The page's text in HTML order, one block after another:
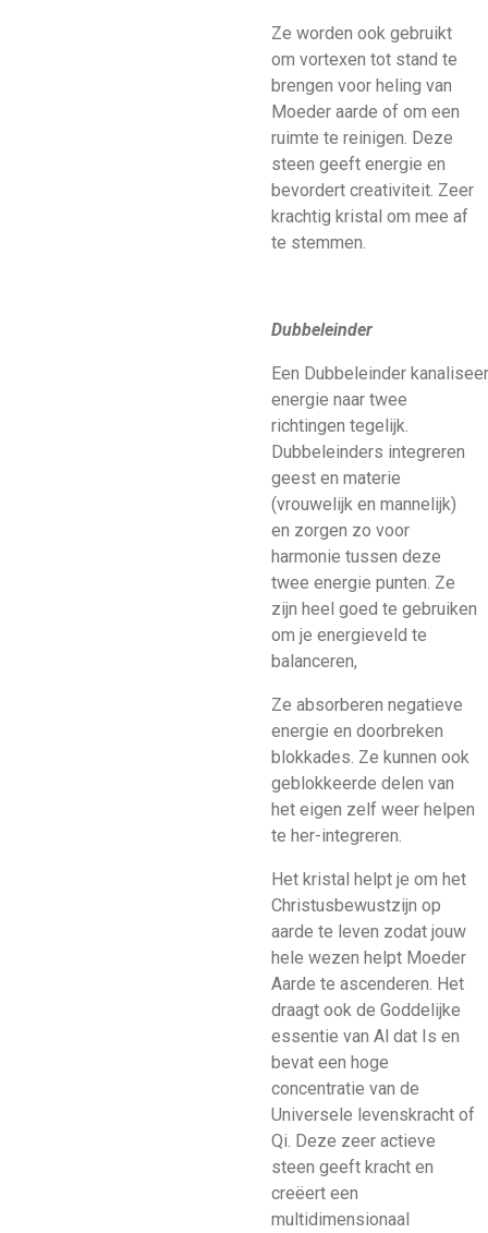
Ze worden ook gebruikt
om vortexen tot stand te
brengen voor heling van
Moeder aarde of om een
ruimte te reinigen. Deze
steen geeft energie en
bevordert creativiteit. Zeer
krachtig kristal om mee af
te stemmen.
Dubbeleinder
Een Dubbeleinder
energie naar twee
richtingen tegelijk.
Dubbeleinders integreren
geest en materie
(vrouwelijk en mannelijk)
en zorgen zo voor
harmonie tussen deze
twee energie punten. Ze
zijn heel goed te gebruiken
om je energieveld te
balanceren,
Ze absorberen negatieve
energie en doorbreken
blokkades. Ze kunnen ook
geblokkeerde delen van
het eigen zelf weer helpen
te her-integreren.
Het kristal helpt je om het
Christusbewustzijn op
aarde te leven zodat jouw
hele wezen helpt Moeder
Aarde te ascenderen. Het
draagt ook de Goddelijke
essentie van Al dat Is en
bevat een hoge
concentratie van de
Universele levenskracht of
Qi. Deze zeer actieve
steen geeft kracht en
creëert een
multidimensionaal